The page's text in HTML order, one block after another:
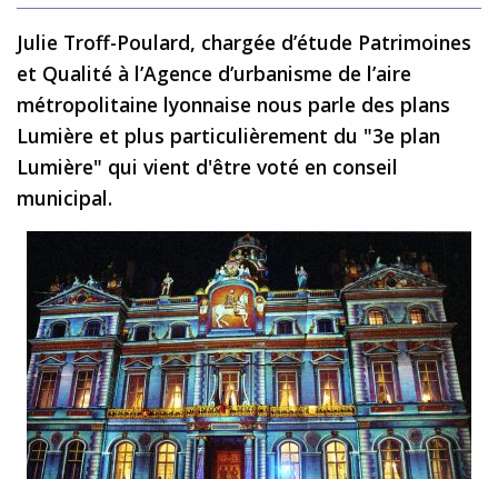
Julie Troff-Poulard, chargée d’étude Patrimoines
et Qualité à l’Agence d’urbanisme de l’aire
métropolitaine lyonnaise nous parle des plans
Lumière et plus particulièrement du "3e plan
Lumière" qui vient d'être voté en conseil
municipal.